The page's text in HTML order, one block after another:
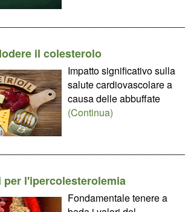
il colesterolo
Impatto significativo sulla
salute cardiovascolare a
causa delle abbuffate
(Continua)
per l'ipercolesterolemia
Fondamentale tenere a